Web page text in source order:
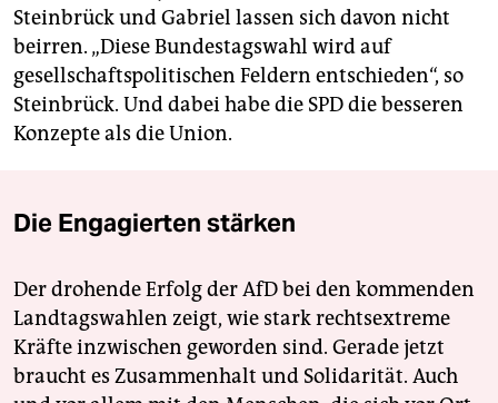
Steinbrück und Gabriel lassen sich davon nicht
beirren. „Diese Bundestagswahl wird auf
gesellschaftspolitischen Feldern entschieden“, so
Steinbrück. Und dabei habe die SPD die besseren
Konzepte als die Union.
Die Engagierten stärken
Der drohende Erfolg der AfD bei den kommenden
Landtagswahlen zeigt, wie stark rechtsextreme
Kräfte inzwischen geworden sind. Gerade jetzt
braucht es Zusammenhalt und Solidarität. Auch